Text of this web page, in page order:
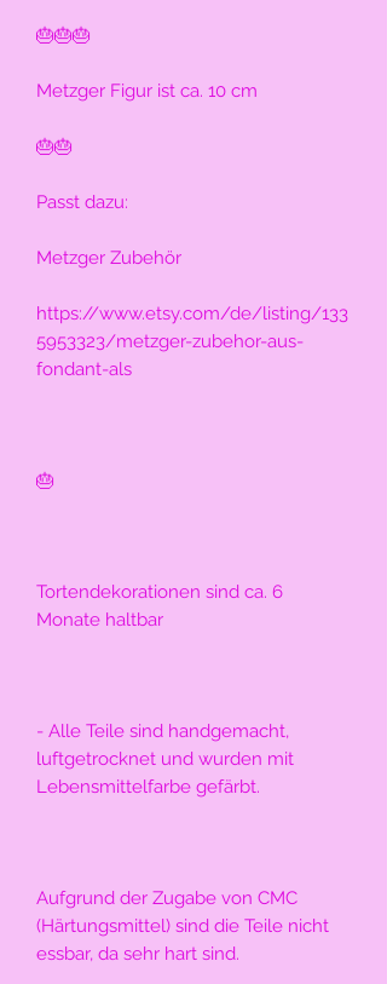
🎂🎂🎂
Metzger Figur ist ca. 10 cm
🎂🎂
Passt dazu:
Metzger Zubehör
https://www.etsy.com/de/listing/133
5953323/metzger-zubehor-aus-
fondant-als
🎂
Tortendekorationen sind ca. 6
Monate haltbar
- Alle Teile sind handgemacht,
luftgetrocknet und wurden mit
Lebensmittelfarbe gefärbt.
Aufgrund der Zugabe von CMC
(Härtungsmittel) sind die Teile nicht
essbar, da sehr hart sind.